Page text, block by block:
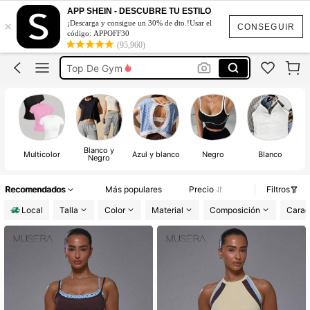
CONSEGUIR
×
APP SHEIN - DESCUBRE TU ESTILO
¡Descarga y consigue un 30% de dto.!Usar el
código: APPOFF30
(95,960)
Ropa Deportiva
Musera Sport
Ropa De Gym Mujer
Top De Gym
Ropa Deportiva
Musera Sport
Multicolor Blanco y
Negro Azul y blanco Negro Blanco
Recomendados Más populares Precio
Filtros
Local
Talla Color Material Composición